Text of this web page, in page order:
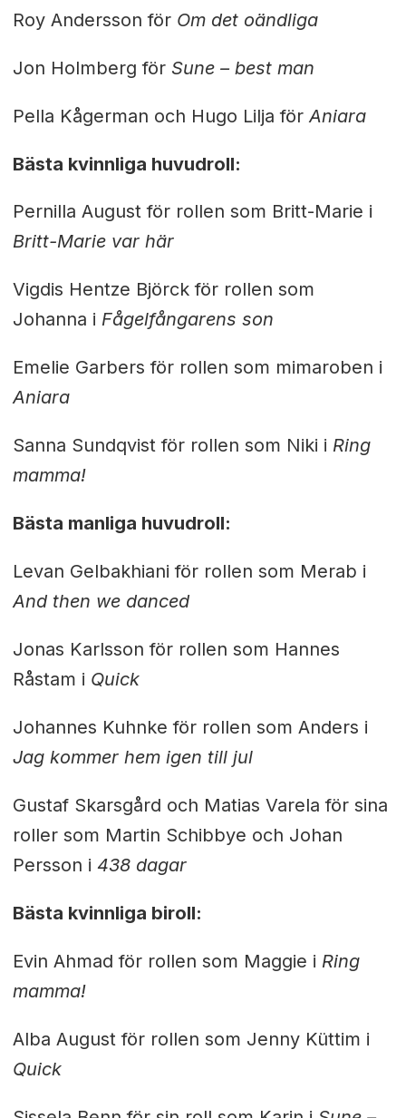
Roy Andersson för Om det oändliga
Jon Holmberg för Sune – best man
Pella Kågerman och Hugo Lilja för Aniara
Bästa kvinnliga huvudroll:
Pernilla August för rollen som Britt-Marie i
Britt-Marie var här
Vigdis Hentze Björck för rollen som
Johanna i Fågelfångarens son
Emelie Garbers för rollen som mimaroben i
Aniara
Sanna Sundqvist för rollen som Niki i Ring
mamma!
Bästa manliga huvudroll:
Levan Gelbakhiani för rollen som Merab i
And then we danced
Jonas Karlsson för rollen som Hannes
Råstam i Quick
Johannes Kuhnke för rollen som Anders i
Jag kommer hem igen till jul
Gustaf Skarsgård och Matias Varela för sina
roller som Martin Schibbye och Johan
Persson i 438 dagar
Bästa kvinnliga biroll:
Evin Ahmad för rollen som Maggie i Ring
mamma!
Alba August för rollen som Jenny Küttim i
Quick